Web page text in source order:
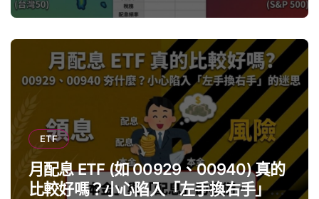
ETF
月配息 ETF (如 00929、00940) 真的
比較好嗎？小心陷入「左手換右手」迷